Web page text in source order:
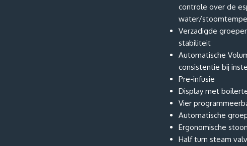
controle over de
water/
Verzadigde
stabiliteit
Automatische
consistentie bij
Pre-infusie
Display met
Vier
Automatische
Ergonomische
Half turn steam